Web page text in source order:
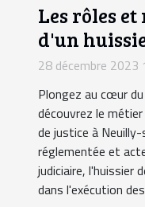
Les rôles
d'un
Neuilly-sur-
28 décembre 2023
Plongez au cœur
découvrez le
de justice à
réglementée et
judiciaire, l'huissier
dans l'exécution